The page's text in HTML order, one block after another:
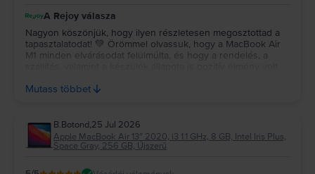
A Rejoy válasza
Nagyon köszönjük, hogy ilyen részletesen megosztottad a
tapasztalatodat! 💚 Örömmel olvassuk, hogy a MacBook Air
M1 minden elvárásodat felülmúlta, és hogy a rendelés, a
jövőben is minket választasz! 💻✨
Mutass többet
B.Botond,25 Jul 2026
Apple MacBook Air 13″ 2020, i3 1.1 GHz, 8 GB, Intel Iris Plus,
Space Gray, 256 GB, Újszerű